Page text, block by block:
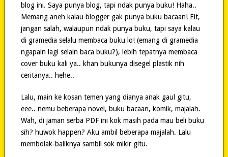
blog ini. Saya punya blog, tapi ndak punya buku! Haha..
Memang aneh kalau blogger gak punya buku bacaan! Eit,
jangan salah, walaupun ndak punya buku, tapi saya kalau
di gramedia selalu membaca buku lo! (emang di gramedia
ngapain lagi selain baca buku?), lebih tepatnya membaca
cover buku kali ya.. khan bukunya disegel plastik nih
ceritanya.. hehe..
Lalu, main ke kosan temen yang dianya anak gaul gitu,
eee.. nemu beberapa novel, buku bacaan, komik, majalah.
Wah, di jaman serba PDF ini kok masih pada mau beli buku
sih? huwok happen? Aku ambil beberapa majalah. Lalu
membolak-baliknya sambil sok mikir gitu.